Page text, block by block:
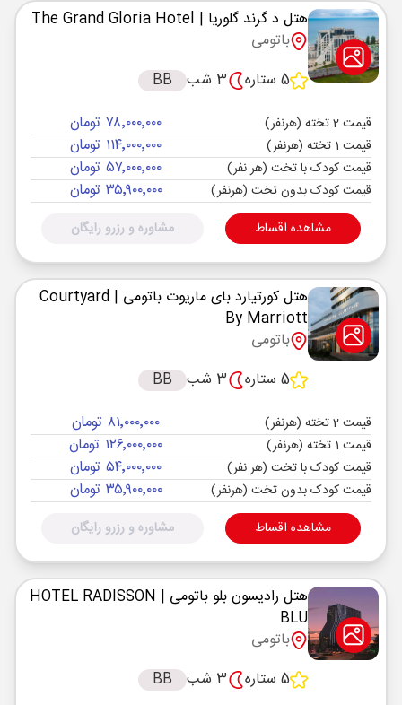
هتل د گرند گلوریا | The Grand Gloria Hotel
باتومی
5 ستاره
3 شب BB
قیمت 2 تخته (هرنفر) ۷۸٬۰۰۰٬۰۰۰ تومان
قیمت 1 تخته (هرنفر) ۱۱۴٬۰۰۰٬۰۰۰ تومان
قیمت کودک با تخت (هر نفر) ۵۷٬۰۰۰٬۰۰۰ تومان
قیمت کودک بدون تخت (هرنفر) ۳۵٬۹۰۰٬۰۰۰ تومان
مشاهده اقساط مشاوره و رزرو رایگان
هتل کورتیارد بای ماریوت باتومی
| Courtyard
By Marriott
باتومی
5 ستاره
3 شب BB
قیمت 2 تخته (هرنفر) ۸۱٬۰۰۰٬۰۰۰ تومان
قیمت 1 تخته (هرنفر) ۱۲۶٬۰۰۰٬۰۰۰ تومان
قیمت کودک با تخت (هر نفر) ۵۴٬۰۰۰٬۰۰۰ تومان
قیمت کودک بدون تخت (هرنفر) ۳۵٬۹۰۰٬۰۰۰ تومان
مشاهده اقساط مشاوره و رزرو رایگان
هتل رادیسون بلو باتومی
| HOTEL RADISSON
BLU
باتومی
5 ستاره
3 شب BB